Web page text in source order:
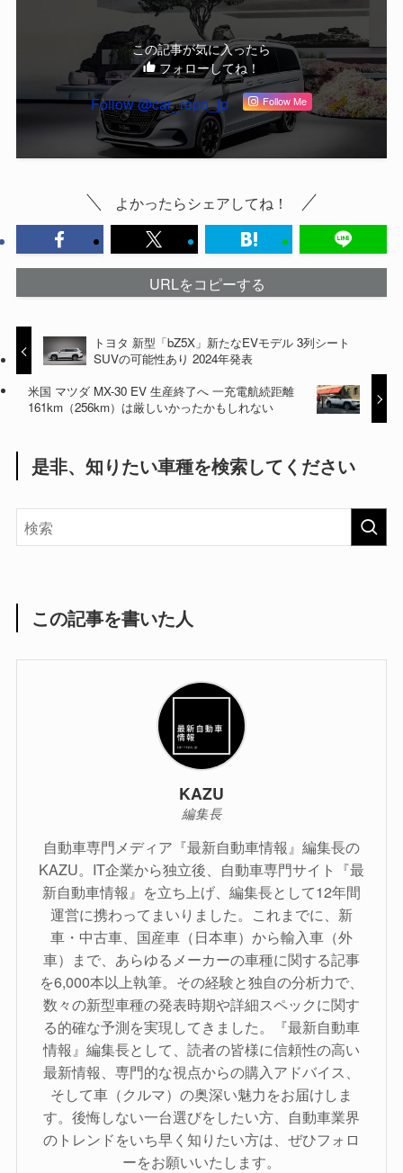
この記事が気に入ったら
フォローしてね！
Follow @car_repo_jp Follow Me
よかったらシェアしてね！
URLをコピーする
トヨタ 新型「bZ5X」新たなEVモデル 3列シート
SUVの可能性あり 2024年発表
米国 マツダ MX-30 EV 生産終了へ 一充電航続距離
161km（256km）は厳しいかったかもしれない
是非、知りたい車種を検索してください
この記事を書いた人
KAZU
編集長
自動車専門メディア『最新自動車情報』編集長の
KAZU。IT企業から独立後、自動車専門サイト『最
新自動車情報』を立ち上げ、編集長として12年間
運営に携わってまいりました。これまでに、新
車・中古車、国産車（日本車）から輸入車（外
車）まで、あらゆるメーカーの車種に関する記事
を6,000本以上執筆。その経験と独自の分析力で、
数々の新型車種の発表時期や詳細スペックに関す
る的確な予測を実現してきました。『最新自動車
情報』編集長として、読者の皆様に信頼性の高い
最新情報、専門的な視点からの購入アドバイス、
そして車（クルマ）の奥深い魅力をお届けしま
す。後悔しない一台選びをしたい方、自動車業界
のトレンドをいち早く知りたい方は、ぜひフォロ
ーをお願いいたします。